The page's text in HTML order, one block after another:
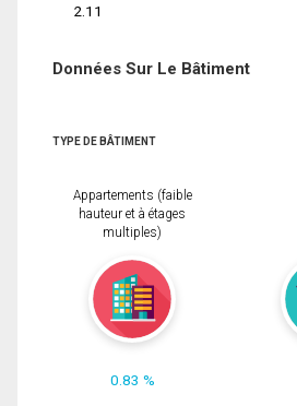
2.11
Données Sur Le Bâtiment
TYPE DE BÂTIMENT
Appartements (faible
hauteur et à étages
multiples)
0.83 %